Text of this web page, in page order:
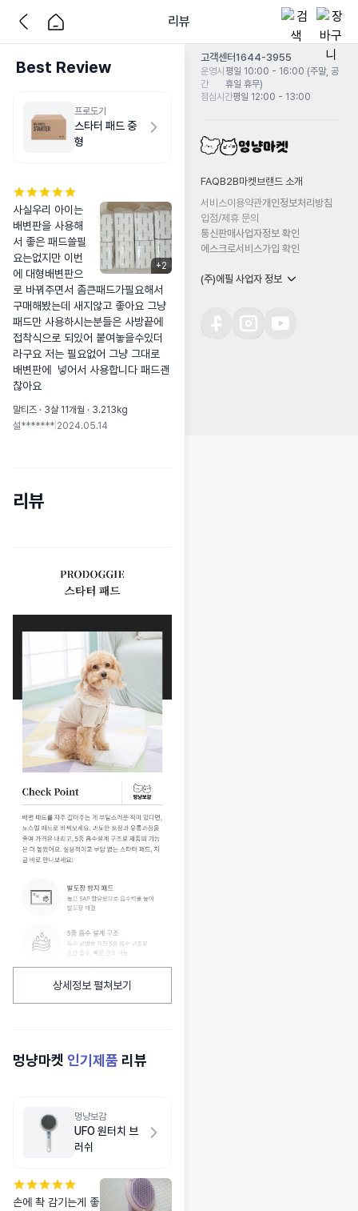
리뷰
Best Review
프로도기
스타터 패드 중
형
+2
사실우리 아이는
배변판을 사용해
서 좋은 패드쓸필
요는없지만 이번
에 대형배변판으
로 바꿔주면서 좀큰패드가필요해서
구매해봤는데 새지않고 좋아요 그냥
패드만 사용하시는분들은 사방끝에
접착식으로 되있어 붙여놓을수있더
라구요 저는 필요없어 그냥 그대로
배변판에  넣어서 사용합니다 패드괜
찮아요
말티즈 · 3살 11개월 · 3.213kg
설******* 2024.05.14
리뷰
상세정보 펼쳐보기
멍냥마켓 인기제품 리뷰
멍냥보감
UFO 원터치 브
러쉬
손에 촥 감기는게 좋
고객센터1644-3955
운영시
간
평일 10:00 - 16:00 (주말, 공
휴일 휴무)
점심시간평일 12:00 - 13:00
FAQB2B마켓 브랜드 소개
서비스이용약관개인정보처리방침
입점/제휴 문의
통신판매사업자정보 확인
에스크로서비스가입 확인
(주)에필 사업자 정보